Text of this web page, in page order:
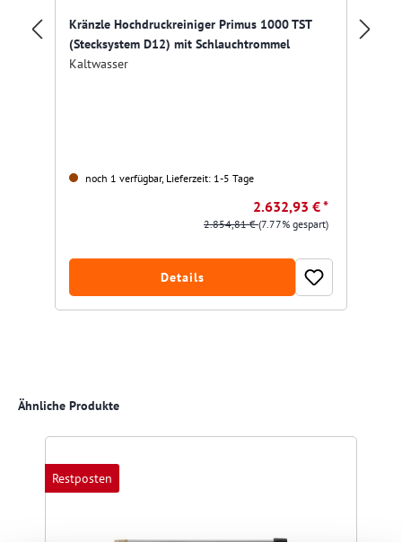
Kränzle Hochdruckreiniger Primus 1000 TST
(Stecksystem D12) mit Schlauchtrommel
Kaltwasser
noch 1 verfügbar, Lieferzeit: 1-5 Tage
2.632,93 € *
2.854,81 €(7.77% gespart)
Details
Produktgalerie überspringen
Ähnliche Produkte
Restposten